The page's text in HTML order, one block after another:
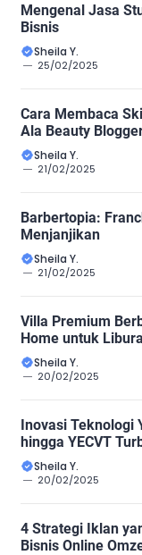
Mengenal Jasa
Bisnis
Sheila Y.
25/02/2025
Cara Membaca
Ala Beauty
Sheila Y.
21/02/2025
Barbertopia:
Menjanjikan
Sheila Y.
21/02/2025
Villa Premium
Home untuk
Sheila Y.
20/02/2025
Inovasi Teknologi
hingga YECVT
Sheila Y.
20/02/2025
4 Strategi Iklan
Bisnis Online